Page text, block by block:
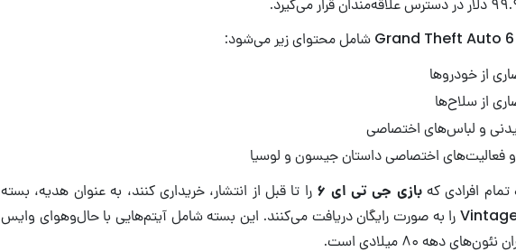
از خودروها
از سلاح‌ها
و لباس‌های اختصاصی
فعالیت‌های اختصاصی داستان جیسون و لوسیا
افرادی کهبازی جی تی ای ۶
را تا قبل از انتشار، خریداری کنند، به عنوان هدیه، بسته
Vintage Vice City Pack را به صورت رایگان دریافت می‌کنند. این بسته شامل آیتم‌هایی با حال‌وهوای وایس
دهه ۸۰ میلادی است.